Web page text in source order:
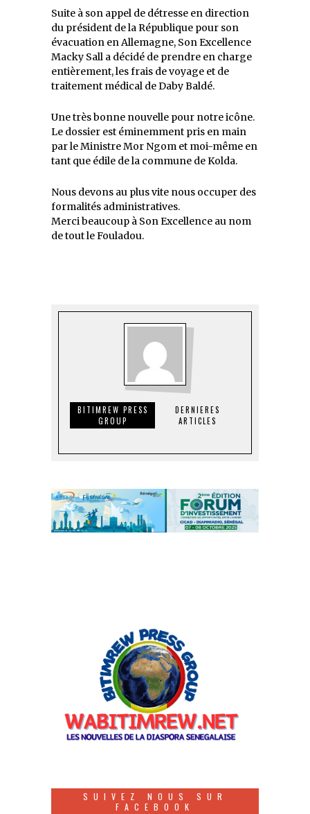
Suite à son appel de détresse en direction
du président de la République pour son
évacuation en Allemagne, Son Excellence
Macky Sall a décidé de prendre en charge
entièrement, les frais de voyage et de
traitement médical de Daby Baldé.
Une très bonne nouvelle pour notre icône.
Le dossier est éminemment pris en main
par le Ministre Mor Ngom et moi-même en
tant que édile de la commune de Kolda.
Nous devons au plus vite nous occuper des
formalités administratives.
Merci beaucoup à Son Excellence au nom
de tout le Fouladou.
BITIMREW PRESS
GROUP
DERNIERES
ARTICLES
SUIVEZ NOUS SUR
FACEBOOK